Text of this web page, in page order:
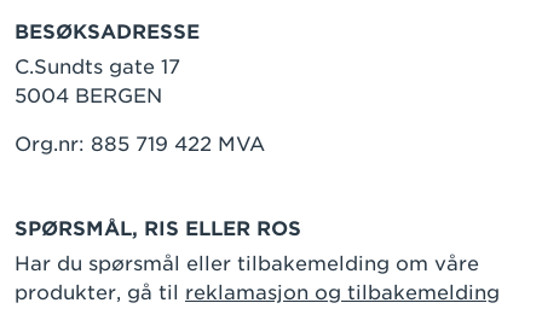
BESØKSADRESSE
C.Sundts gate 17
5004 BERGEN
Org.nr: 885 719 422 MVA
SPØRSMÅL, RIS ELLER ROS
Har du spørsmål eller tilbakemelding om våre
produkter, gå til reklamasjon og tilbakemelding